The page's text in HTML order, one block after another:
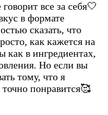
все за себя🤍
в формате
сказать, что
как кажется на
как в ингредиентах,
Но если вы
тому, что я
понравится🥰